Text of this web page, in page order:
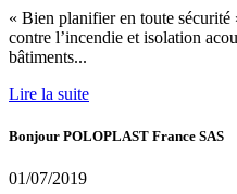
« Bien planifier en toute
contre l’incendie et isolation
bâtiments...
Lire la suite
Bonjour POLOPLAST France SAS
01/07/2019